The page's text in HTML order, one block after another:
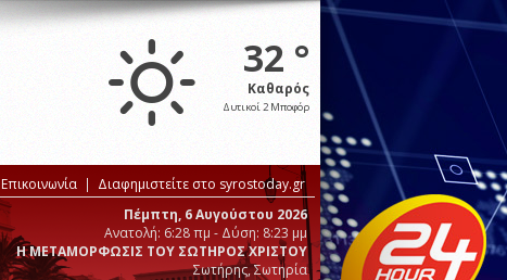
32 °
Καθαρός
Δυτικοί 2 Μποφόρ
Επικοινωνία
Διαφημιστείτε στο syrostoday.gr
Πέμπτη, 6 Αυγούστου 2026
Ανατολή: 6:28 πμ - Δύση: 8:23 μμ
Η ΜΕΤΑΜΟΡΦΩΣΙΣ ΤΟΥ ΣΩΤΗΡΟΣ ΧΡΙΣΤΟΥ
Σωτήρης, Σωτηρία